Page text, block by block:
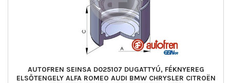
AUTOFREN SEINSA D025107 DUGATTYÚ, FÉKNYEREG
ELSŐTENGELY ALFA ROMEO AUDI BMW CHRYSLER CITROËN